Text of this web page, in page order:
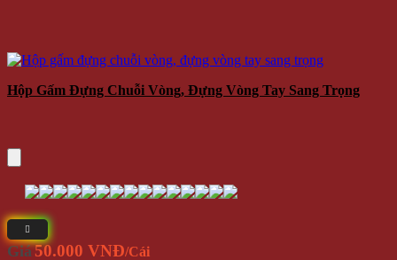
Hộp Gấm Đựng Chuỗi Vòng, Đựng Vòng Tay Sang Trọng
Giá50.000 VNĐ/Cái